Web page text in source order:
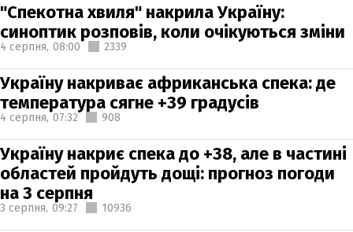
"Спекотна хвиля" накрила Україну:
синоптик розповів, коли очікуються зміни
4 серпня, 08:00 2339
Україну накриває африканська спека: де
температура сягне +39 градусів
4 серпня, 07:32 908
Україну накриє спека до +38, але в частині
областей пройдуть дощі: прогноз погоди
на 3 серпня
3 серпня, 09:27 10936